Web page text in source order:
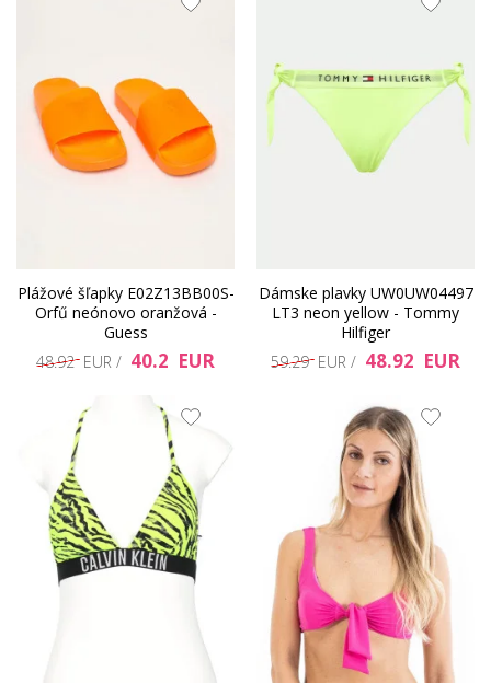
Plážové šľapky E02Z13BB00S-
Orfű neónovo oranžová -
Guess
48.92 EUR / 40.2 EUR
Dámske plavky UW0UW04497
LT3 neon yellow - Tommy
Hilfiger
59.29 EUR / 48.92 EUR